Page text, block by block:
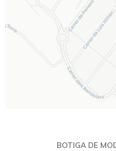
BOTIGA DE